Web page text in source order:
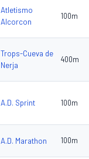
Atletismo
Alcorcon
100m
Trops-Cueva de
Nerja
400m
A.D. Sprint 100m
A.D. Marathon 100m